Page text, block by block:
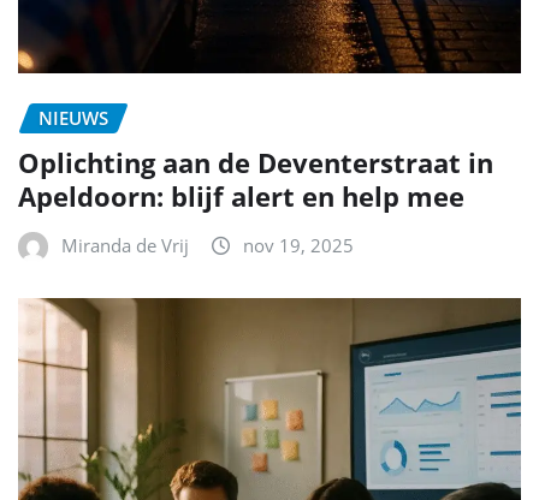
NIEUWS
Oplichting aan de Deventerstraat in
Apeldoorn: blijf alert en help mee
Miranda de Vrij nov 19, 2025